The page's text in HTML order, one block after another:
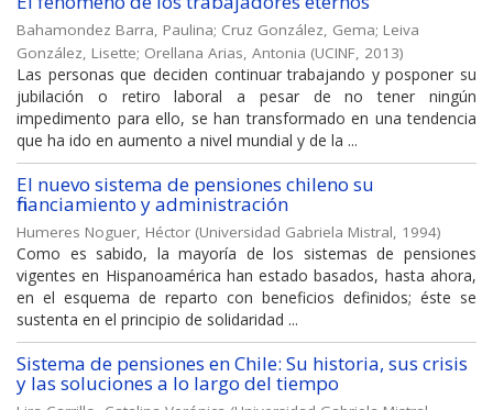
Bahamondez Barra, Paulina; Cruz González, Gema; Leiva
González, Lisette; Orellana Arias, Antonia (UCINF, 2013)
Las personas que deciden continuar trabajando y posponer su
jubilación o retiro laboral a pesar de no tener ningún
impedimento para ello, se han transformado en una tendencia
que ha ido en aumento a nivel mundial y de la ...
El nuevo sistema de pensiones chileno su
financiamiento y administración
Humeres Noguer, Héctor (Universidad Gabriela Mistral, 1994)
Como es sabido, la mayoría de los sistemas de pensiones
vigentes en Hispanoamérica han estado basados, hasta ahora,
en el esquema de reparto con beneficios definidos; éste se
sustenta en el principio de solidaridad ...
Sistema de pensiones en Chile: Su historia, sus crisis
y las soluciones a lo largo del tiempo